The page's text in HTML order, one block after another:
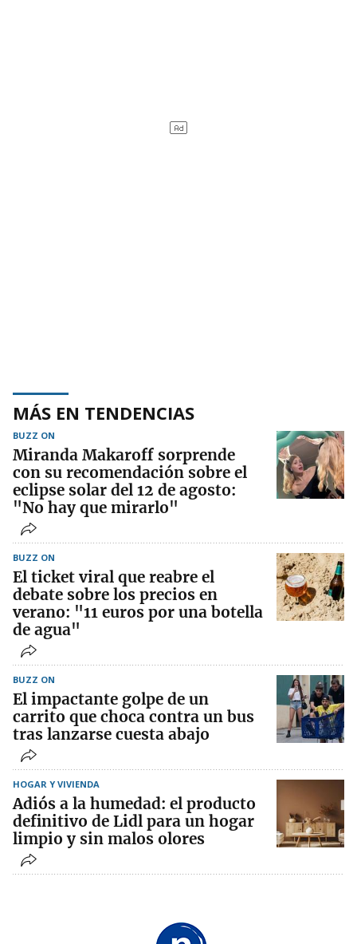
MÁS EN TENDENCIAS
BUZZ ON
Miranda Makaroff sorprende
con su recomendación sobre el
eclipse solar del 12 de agosto:
"No hay que mirarlo"
BUZZ ON
El ticket viral que reabre el
debate sobre los precios en
verano: "11 euros por una botella
de agua"
BUZZ ON
El impactante golpe de un
carrito que choca contra un bus
tras lanzarse cuesta abajo
HOGAR Y VIVIENDA
Adiós a la humedad: el producto
definitivo de Lidl para un hogar
limpio y sin malos olores